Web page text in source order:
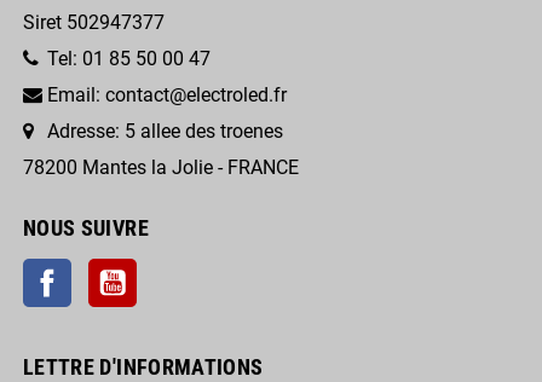
Siret 502947377
Tel: 01 85 50 00 47
Email: contact@electroled.fr
Adresse: 5 allee des troenes
78200 Mantes la Jolie - FRANCE
NOUS SUIVRE
FacebookYouTube
LETTRE D'INFORMATIONS